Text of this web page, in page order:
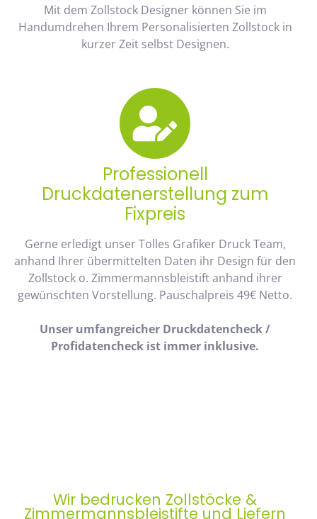
Mit dem Zollstock Designer können Sie im
Handumdrehen Ihrem Personalisierten Zollstock in
kurzer Zeit selbst Designen.
Professionell
Druckdatenerstellung zum
Fixpreis
Gerne erledigt unser Tolles Grafiker Druck Team,
anhand Ihrer übermittelten Daten ihr Design für den
Zollstock o. Zimmermannsbleistift anhand ihrer
gewünschten Vorstellung. Pauschalpreis 49€ Netto.
Unser umfangreicher Druckdatencheck /
Profidatencheck ist immer inklusive.
Wir bedrucken Zollstöcke &
Zimmermannsbleistifte und Liefern